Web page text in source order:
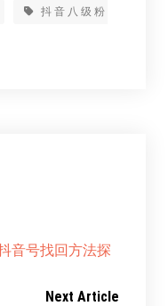
抖音八级粉
音号找回方法探
Next Article